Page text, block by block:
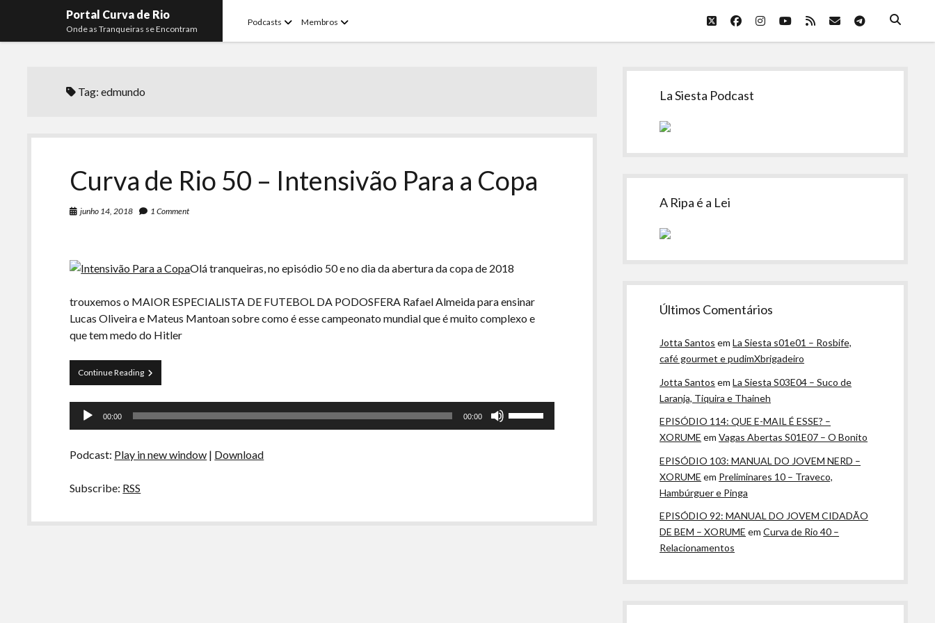
Portal Curva de Rio
Onde as Tranqueiras se Encontram
Podcasts openMembros open
twitterfacebookinstagram
youtube
rss emailtelegram
Tag:edmundo
Curva de Rio 50 – Intensivão Para a Copa
junho 14, 2018 1 Comment
Olá tranqueiras, no episódio 50 e no dia da abertura da copa de 2018
trouxemos o MAIOR ESPECIALISTA DE FUTEBOL DA PODOSFERA Rafael Almeida para ensinar
Lucas Oliveira e Mateus Mantoan sobre como é esse campeonato mundial que é muito complexo e
que tem medo do Hitler
Continue ReadingCurva
de
–
a
Tocador
00:00 00:00
Podcast: Play in new window | Download
Subscribe: RSS
Sidebar
La Siesta Podcast
A Ripa é a Lei
Últimos Comentários
Jotta Santos emLa Siesta s01e01 – Rosbife,
café gourmet e pudimXbrigadeiro
Jotta Santos emLa Siesta S03E04 – Suco de
Laranja, Tiquira e Thaineh
EPISÓDIO 114: QUE E-MAIL É ESSE? –
XORUME emVagas Abertas S01E07 – O Bonito
EPISÓDIO 103: MANUAL DO JOVEM NERD –
XORUME em Preliminares 10 – Traveco,
Hambúrguer e Pinga
EPISÓDIO 92: MANUAL DO JOVEM CIDADÃO
DE BEM – XORUME emCurva de Rio 40 –
Relacionamentos